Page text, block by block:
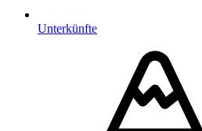
Unterkünfte